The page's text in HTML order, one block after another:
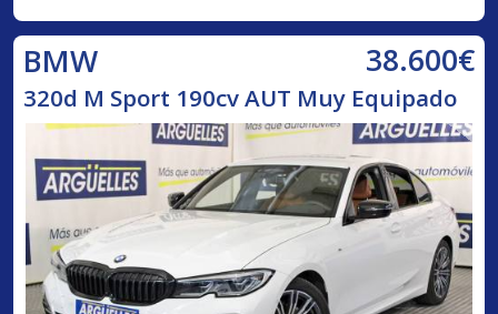
BMW 38.600€
320d M Sport 190cv AUT Muy Equipado